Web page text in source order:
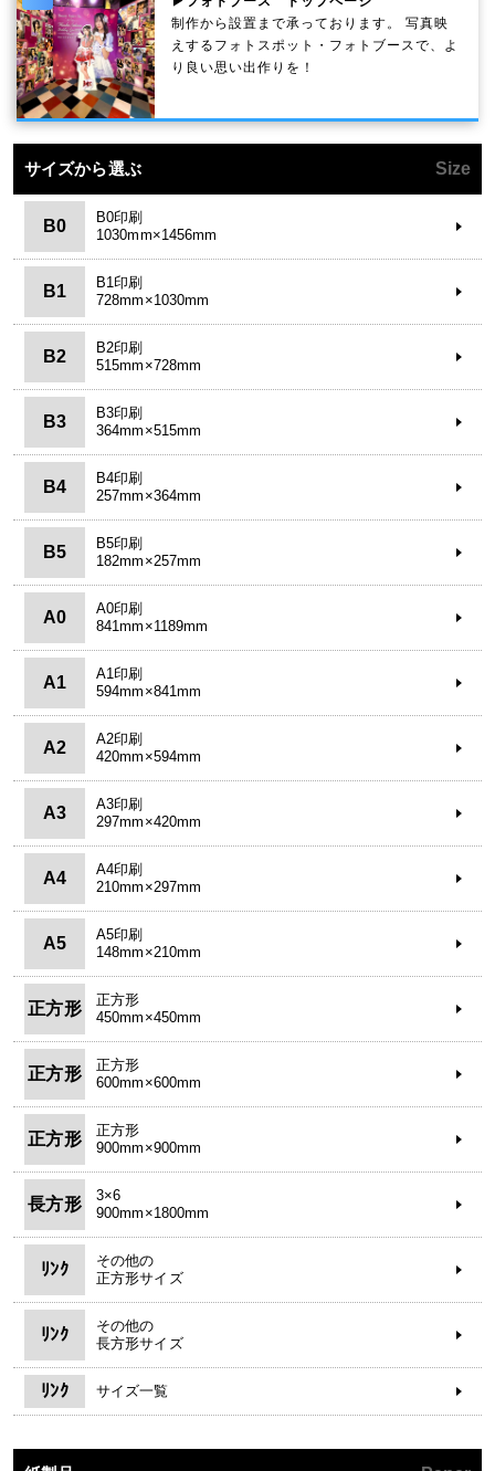
制作から設置まで承っております。 写真映
えするフォトスポット・フォトブースで、よ
り良い思い出作りを！
サイズから選ぶ Size
B0
B0印刷
1030mm×1456mm
B1
B1印刷
728mm×1030mm
B2
B2印刷
515mm×728mm
B3
B3印刷
364mm×515mm
B4
B4印刷
257mm×364mm
B5
B5印刷
182mm×257mm
A0
A0印刷
841mm×1189mm
A1
A1印刷
594mm×841mm
A2
A2印刷
420mm×594mm
A3
A3印刷
297mm×420mm
A4
A4印刷
210mm×297mm
A5
A5印刷
148mm×210mm
正方形
正方形
450mm×450mm
正方形
正方形
600mm×600mm
正方形
正方形
900mm×900mm
長方形
3×6
900mm×1800mm
ﾘﾝｸ
その他の
正方形サイズ
ﾘﾝｸ
その他の
長方形サイズ
ﾘﾝｸ サイズ一覧